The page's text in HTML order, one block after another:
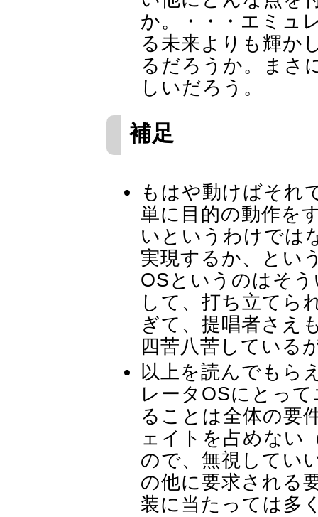
か。・・・エミュ
る未来よりも輝か
るだろうか。まさ
しいだろう。
補足
もはや動けばそれ
単に目的の動作を
いというわけでは
実現するか、とい
OSというのはそ
して、打ち立てら
ぎて、提唱者さえ
四苦八苦している
以上を読んでもら
レータOSにとっ
ることは全体の要
ェイトを占めない
ので、無視してい
の他に要求される
装に当たっては多